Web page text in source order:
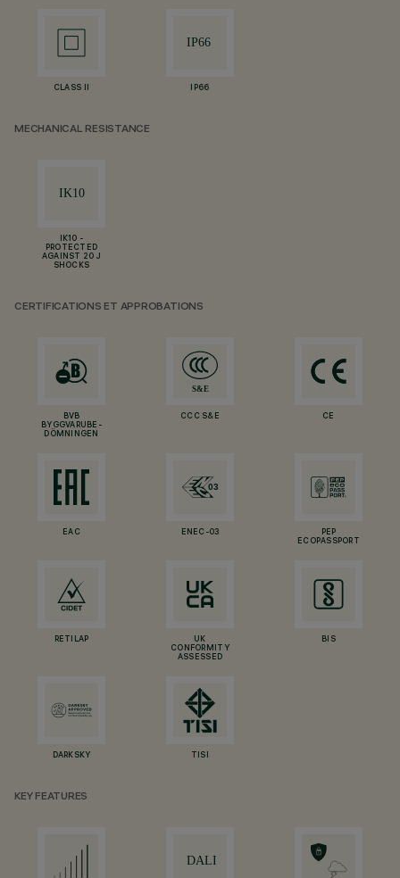
CLASS II IP66
MECHANICAL RESISTANCE
IK10 -
PROTECTED
AGAINST 20 J
SHOCKS
CERTIFICATIONS ET APPROBATIONS
BVB
BYGGVARUBE-
DÖMNINGEN
CCC S&E CE
EAC ENEC-03
PEP
ECOPASSPORT
RETILAP
UK
CONFORMITY
ASSESSED
BIS
DARKSKY TISI
KEY FEATURES